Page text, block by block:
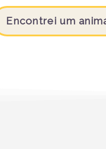
Encontrei um